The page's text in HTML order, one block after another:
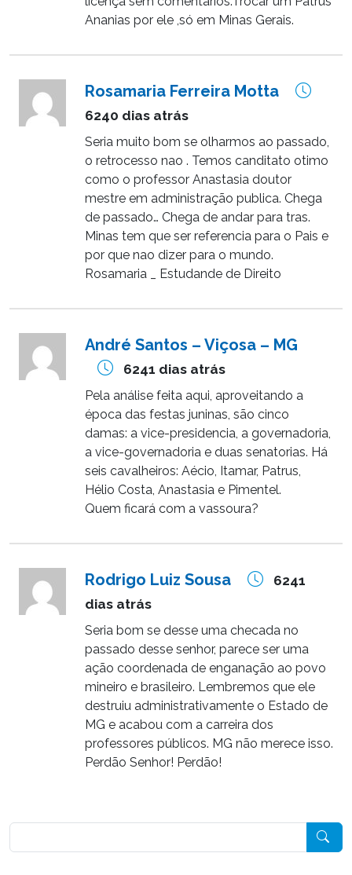
Ananias por ele ,só em Minas Gerais.
Rosamaria Ferreira Motta
6240 dias atrás
Seria muito bom se olharmos ao passado,
o retrocesso nao . Temos canditato otimo
como o professor Anastasia doutor
mestre em administração publica. Chega
de passado… Chega de andar para tras.
Minas tem que ser referencia para o Pais e
por que nao dizer para o mundo.
Rosamaria _ Estudande de Direito
André Santos – Viçosa – MG
6241 dias atrás
Pela análise feita aqui, aproveitando a
época das festas juninas, são cinco
damas: a vice-presidencia, a governadoria,
a vice-governadoria e duas senatorias. Há
seis cavalheiros: Aécio, Itamar, Patrus,
Hélio Costa, Anastasia e Pimentel.
Quem ficará com a vassoura?
Rodrigo Luiz Sousa
6241
dias atrás
Seria bom se desse uma checada no
passado desse senhor, parece ser uma
ação coordenada de enganação ao povo
mineiro e brasileiro. Lembremos que ele
destruiu administrativamente o Estado de
MG e acabou com a carreira dos
professores públicos. MG não merece isso.
Perdão Senhor! Perdão!